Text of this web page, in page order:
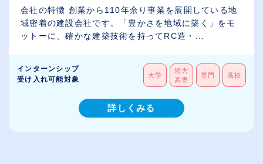
会社の特徴 創業から110年余り事業を展開している地
域密着の建設会社です。「豊かさを地域に築く」をモ
ットーに、確かな建築技術を持ってRC造・...
インターンシップ
受け入れ可能対象
大学
短大
高専
専門 高校
詳しくみる